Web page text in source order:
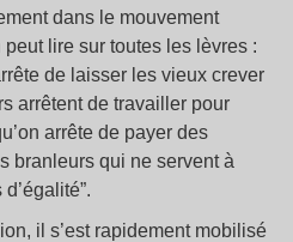
dans le mouvement
lire sur toutes les lèvres :
de laisser les vieux crever
arrêtent de travailler pour
arrête de payer des
branleurs qui ne servent à
il s’est rapidement mobilisé